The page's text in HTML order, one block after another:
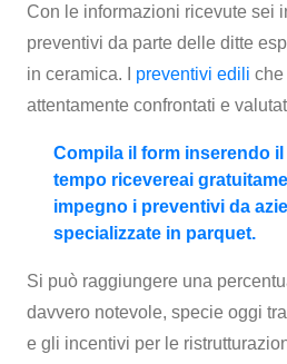
Con le informazioni ricevute sei
preventivi da parte delle ditte
in ceramica. I preventivi edili che
attentamente confrontati e
Compila il form inserendo il
tempo ricevereai
impegno i preventivi da
specializzate in parquet.
Si può raggiungere una
davvero notevole, specie oggi
e gli incentivi per le